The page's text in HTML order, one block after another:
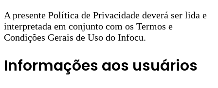
A presente Política de Privacidade deverá ser lida e
interpretada em conjunto com os Termos e
Condições Gerais de Uso do Infocu.
Informações aos usuários